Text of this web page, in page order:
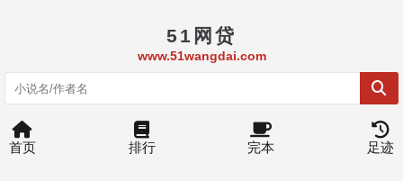
51网贷
www.51wangdai.com
首页 排行 完本 足迹